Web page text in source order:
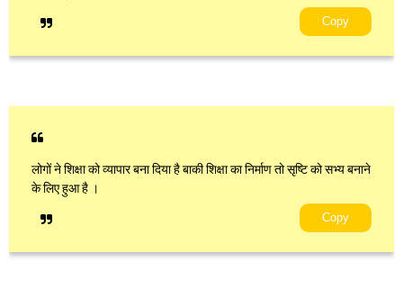
Copy
लोगों ने शिक्षा को व्यापार बना दिया है बाकी शिक्षा का निर्माण तो सृष्टि को सभ्य बनाने
के लिए हुआ है ।
Copy